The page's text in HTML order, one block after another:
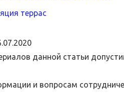
террас
данной статьи
и вопросам